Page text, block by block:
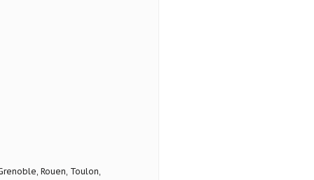
Rouen, Toulon,